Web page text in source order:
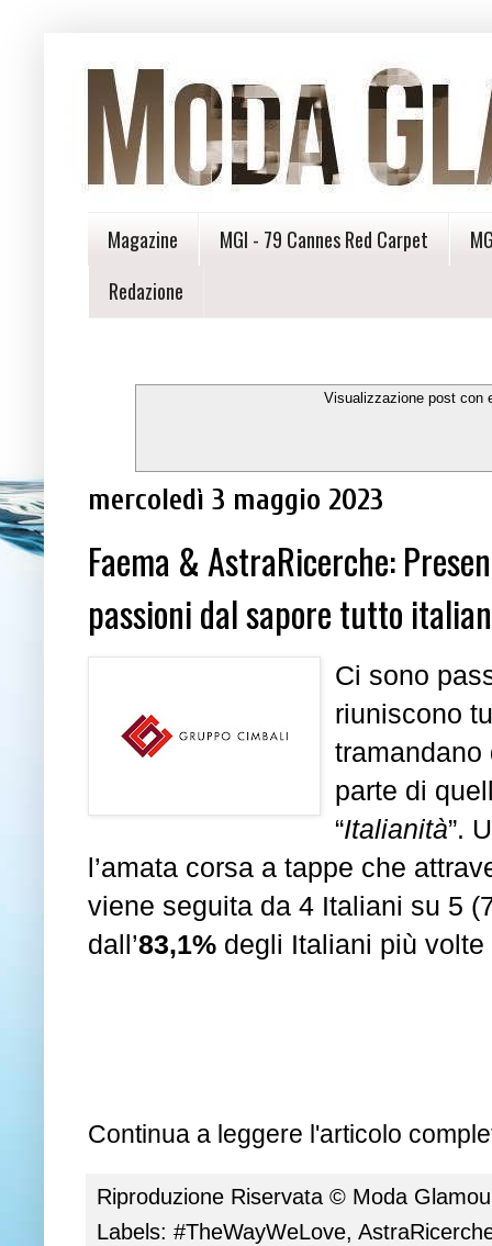
Magazine MGI - 79 Cannes Red Carpet
Redazione
Visualizzazione post con
mercoledì 3 maggio 2023
Faema & AstraRicerche:
passioni dal sapore tutto
Ci sono
riuniscono
tramandano
parte di
“Italianità”.
l’amata corsa a tappe che
viene seguita da 4 Italiani su 5
dall’83,1% degli Italiani più
Continua a leggere l'articolo
Riproduzione Riservata © Moda
Labels: #TheWayWeLove,